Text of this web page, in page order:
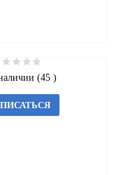
(45 )